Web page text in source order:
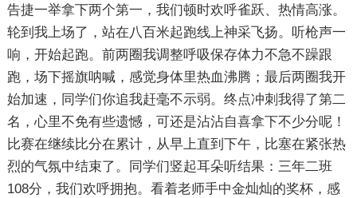
告捷一举拿下两个第一，我们顿时欢呼雀跃、热情高涨。
轮到我上场了，站在八百米起跑线上神采飞扬。听枪声一
响，开始起跑。前两圈我调整呼吸保存体力不急不躁跟
跑，场下摇旗呐喊，感觉身体里热血沸腾；最后两圈我开
始加速，同学们你追我赶毫不示弱。终点冲刺我得了第二
名，心里不免有些遗憾，可还是沾沾自喜拿下不少分呢！
比赛在继续比分在累计，从早上直到下午，比塞在紧张热
烈的气氛中结束了。同学们竖起耳朵听结果：三年二班
108分，我们欢呼拥抱。看着老师手中金灿灿的奖杯，感